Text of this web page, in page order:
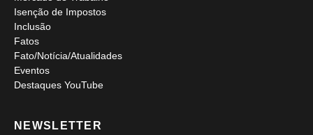
Isenção de Impostos
Inclusão
Fatos
Fato/Notícia/Atualidades
Eventos
Destaques YouTube
NEWSLETTER